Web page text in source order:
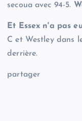
secoua avec 94-5.
Et Essex n'a pas
C et Westley dans
derrière.
partager